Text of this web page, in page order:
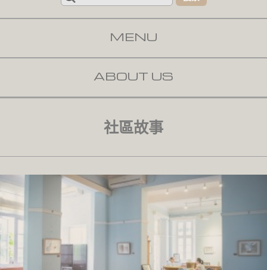
for:
MENU
SKIP TO CONTENT
ABOUT US
社區故事